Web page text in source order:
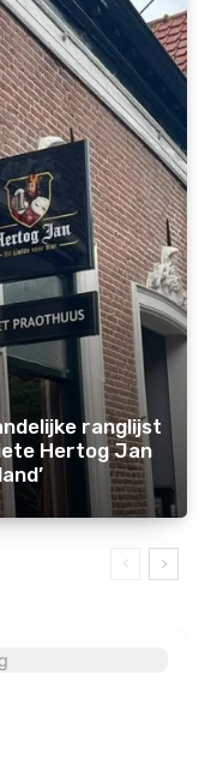
ranglijst
Hertog Jan